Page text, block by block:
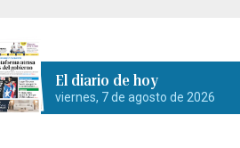
El diario de hoy
viernes, 7 de agosto de 2026